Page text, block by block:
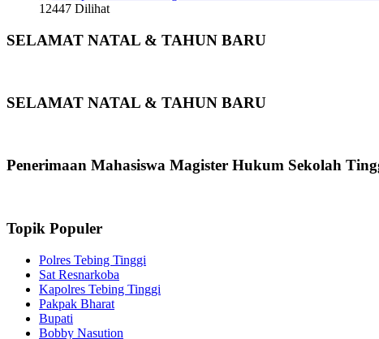
12447 Dilihat
SELAMAT NATAL & TAHUN BARU
SELAMAT NATAL & TAHUN BARU
Penerimaan Mahasiswa Magister Hukum Sekolah
Topik Populer
Polres Tebing Tinggi
Sat Resnarkoba
Kapolres Tebing Tinggi
Pakpak Bharat
Bupati
Bobby Nasution